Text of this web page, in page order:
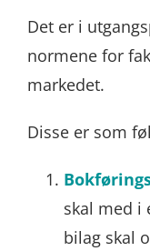
Det er i
normene for
markedet.
Disse er som
skal med i
bilag skal